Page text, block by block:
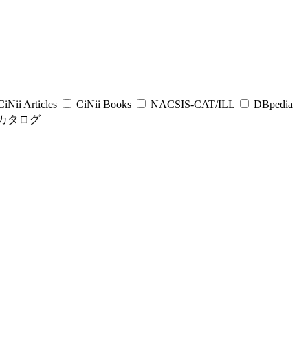
Articles CiNii Books NACSIS-CAT/ILL
DBpedia
タログ